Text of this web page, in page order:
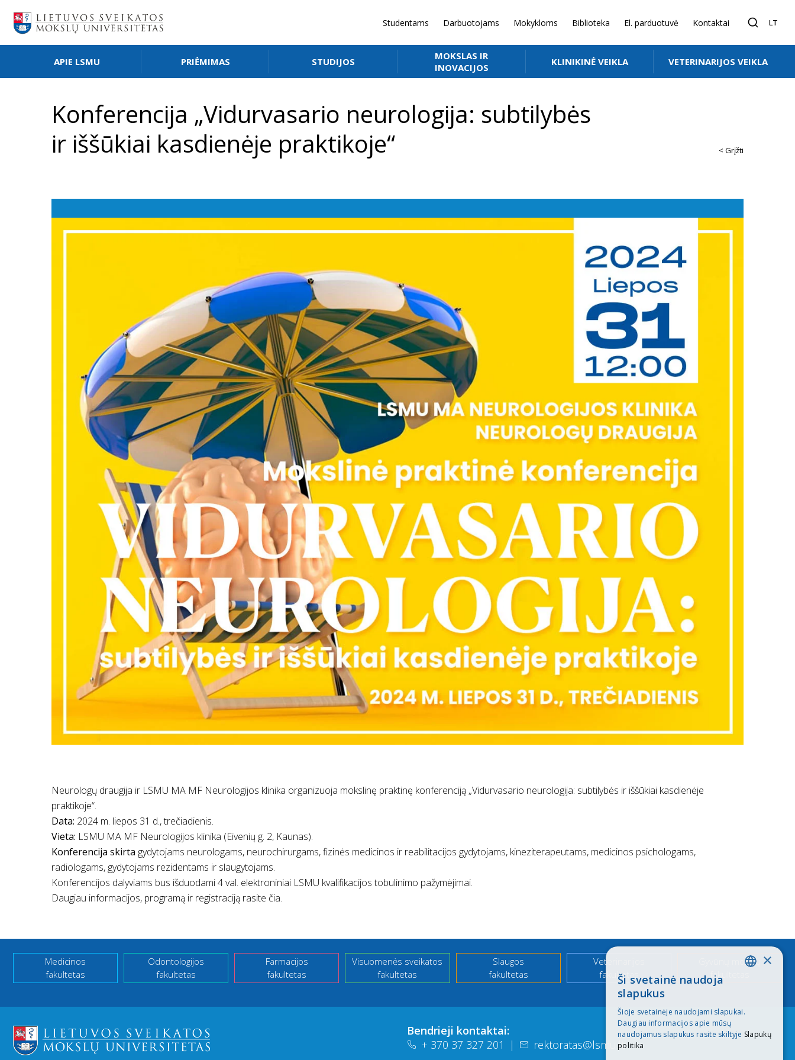
Studentams Darbuotojams Mokykloms Biblioteka El. parduotuvė Kontaktai LT
APIE LSMU PRIĖMIMAS STUDIJOS
MOKSLAS IR
INOVACIJOS
KLINIKINĖ VEIKLA VETERINARIJOS VEIKLA
Konferencija „Vidurvasario neurologija: subtilybės
ir iššūkiai kasdienėje praktikoje“
< Grįžti
Neurologų draugija ir LSMU MA MF Neurologijos klinika organizuoja mokslinę praktinę konferenciją „Vidurvasario neurologija: subtilybės ir iššūkiai kasdienėje
praktikoje“.
Data: 2024 m. liepos 31 d., trečiadienis.
Vieta: LSMU MA MF Neurologijos klinika (Eivenių g. 2, Kaunas).
Konferencija skirta gydytojams neurologams, neurochirurgams, fizinės medicinos ir reabilitacijos gydytojams, kineziterapeutams, medicinos psichologams,
radiologams, gydytojams rezidentams ir slaugytojams.
Konferencijos dalyviams bus išduodami 4 val. elektroniniai LSMU kvalifikacijos tobulinimo pažymėjimai.
Daugiau informacijos, programą ir registraciją rasite čia.
Medicinos
fakultetas
Odontologijos
fakultetas
Farmacijos
fakultetas
Visuomenės sveikatos
fakultetas
Slaugos
fakultetas
Veterinarijos
fakultetas
Gyvūnų mokslų
fakultetas
Bendrieji kontaktai:
+ 370 37 327 201
| rektoratas@lsmu.lt
×
Ši svetainė naudoja
slapukus
Šioje svetainėje naudojami slapukai.
Daugiau informacijos apie mūsų
naudojamus slapukus rasite skiltyje Slapukų
politika